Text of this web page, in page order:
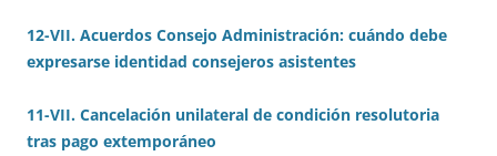
12-VII. Acuerdos Consejo Administración: cuándo debe
expresarse identidad consejeros asistentes
11-VII. Cancelación unilateral de condición resolutoria
tras pago extemporáneo